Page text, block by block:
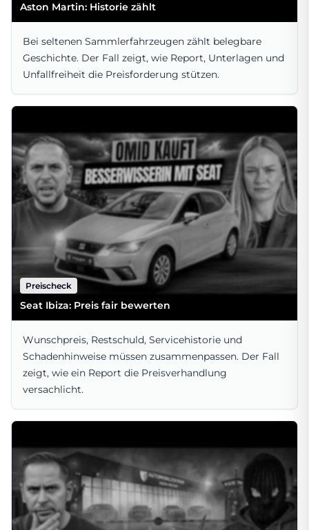
Aston Martin: Historie zählt
Bei seltenen Sammlerfahrzeugen zählt belegbare
Geschichte. Der Fall zeigt, wie Report, Unterlagen und
Unfallfreiheit die Preisforderung stützen.
Preischeck
Seat Ibiza: Preis fair bewerten
Wunschpreis, Restschuld, Servicehistorie und
Schadenhinweise müssen zusammenpassen. Der Fall
zeigt, wie ein Report die Preisverhandlung
versachlicht.